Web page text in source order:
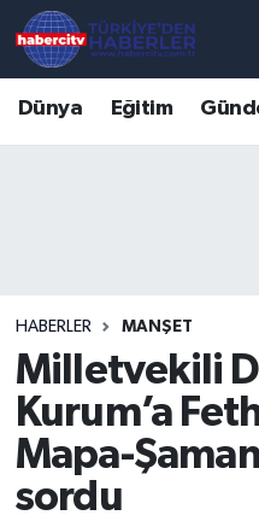
Dünya Eğitim
HABERLER MANŞET
Milletvekili
Kurum’a
Mapa-
sordu
Süper Lig Puan
Tüm Manşetler
Son Dakika